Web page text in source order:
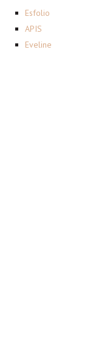
Esfolio
APIS
Eveline